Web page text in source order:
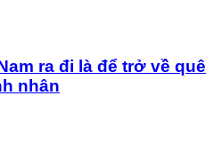
ra đi là để trở về quê
nhân